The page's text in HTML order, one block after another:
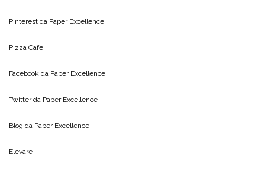
Pinterest da Paper Excellence
Pizza Cafe
Facebook da Paper Excellence
Twitter da Paper Excellence
Blog da Paper Excellence
Elevare